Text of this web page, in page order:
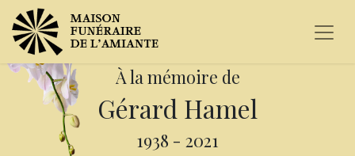
À la mémoire de
Gérard Hamel
1938 - 2021